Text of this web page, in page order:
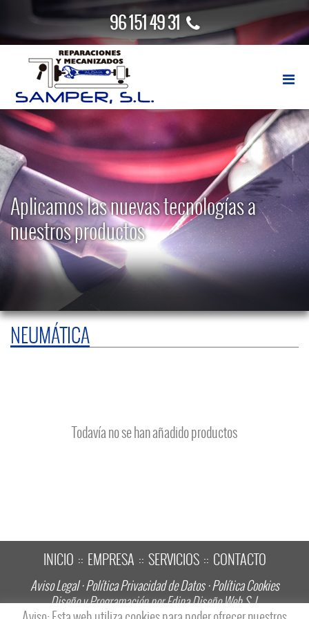
96 151 49 31
Aplicamos las nuevas tecnologías a
nuestros productos
NEUMÁTICA
Todavía no se han añadido productos
INICIO :: EMPRESA :: SERVICIOS :: CONTACTO
Aviso Legal·Política Privacidad de Datos ·Política Cookies
Diseño y Programación por Edina Diseño Web S. L